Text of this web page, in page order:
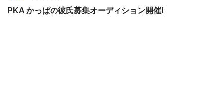
PKA かっぱの彼氏募集オーディション開催!